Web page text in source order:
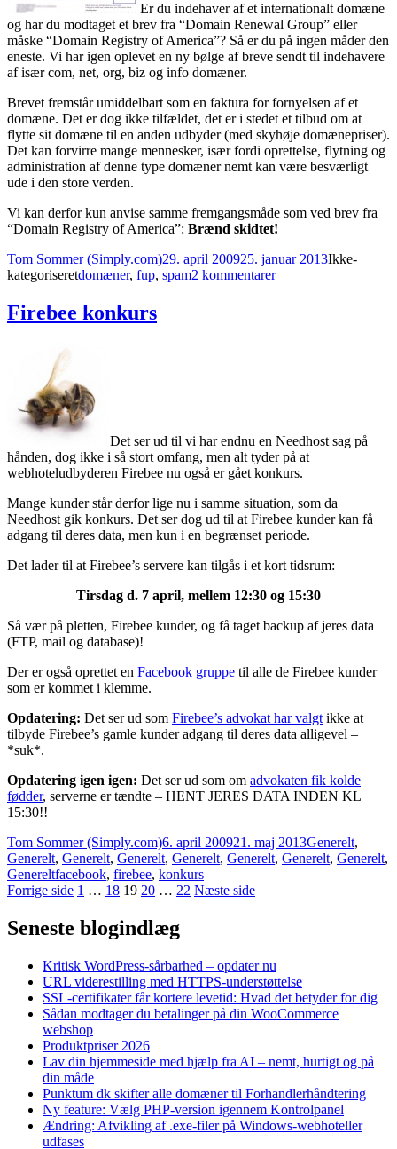
Er du indehaver af et internationalt domæne
og har du modtaget et brev fra “Domain Renewal Group” eller
måske “Domain Registry of America”? Så er du på ingen måder den
eneste. Vi har igen oplevet en ny bølge af breve sendt til indehavere
af især com, net, org, biz og info domæner.
Brevet fremstår umiddelbart som en faktura for fornyelsen af et
domæne. Det er dog ikke tilfældet, det er i stedet et tilbud om at
flytte sit domæne til en anden udbyder (med skyhøje domænepriser).
Det kan forvirre mange mennesker, især fordi oprettelse, flytning og
administration af denne type domæner nemt kan være besværligt
ude i den store verden.
Vi kan derfor kun anvise samme fremgangsmåde som ved brev fra
“Domain Registry of America”: Brænd skidtet!
Forfatter
Tom Sommer (Simply.com)Udgivet
29. april 200925. januar 2013Kategorier
Ikke-
kategoriseretTags
domæner, fup, spam2 kommentarertil
Firebee konkurs
Det ser ud til vi har endnu en Needhost sag på
hånden, dog ikke i så stort omfang, men alt tyder på at
webhoteludbyderen Firebee nu også er gået konkurs.
Mange kunder står derfor lige nu i samme situation, som da
Needhost gik konkurs. Det ser dog ud til at Firebee kunder kan få
adgang til deres data, men kun i en begrænset periode.
Det lader til at Firebee’s servere kan tilgås i et kort tidsrum:
Tirsdag d. 7 april, mellem 12:30 og 15:30
Så vær på pletten, Firebee kunder, og få taget backup af jeres data
(FTP, mail og database)!
Der er også oprettet en Facebook gruppe til alle de Firebee kunder
som er kommet i klemme.
Opdatering: Det ser ud som Firebee’s advokat har valgt ikke at
tilbyde Firebee’s gamle kunder adgang til deres data alligevel –
*suk*.
Opdatering igen igen: Det ser ud som om advokaten fik kolde
fødder, serverne er tændte – HENT JERES DATA INDEN KL
15:30!!
Forfatter
Tom Sommer (Simply.com)Udgivet
6. april 200921. maj 2013Kategorier
Generelt,
Generelt, Generelt, Generelt, Generelt, Generelt, Generelt, Generelt,
GenereltTags
facebook, firebee, konkurs
Indlægsinddeling
Forrige side Side
1 … Side
18 Side
19 Side
20 … Side
22 Næste side
Seneste blogindlæg
Kritisk WordPress-sårbarhed – opdater nu
URL viderestilling med HTTPS-understøttelse
SSL-certifikater får kortere levetid: Hvad det betyder for dig
Sådan modtager du betalinger på din WooCommerce
webshop
Produktpriser 2026
Lav din hjemmeside med hjælp fra AI – nemt, hurtigt og på
din måde
Punktum dk skifter alle domæner til Forhandlerhåndtering
Ny feature: Vælg PHP-version igennem Kontrolpanel
Ændring: Afvikling af .exe-filer på Windows-webhoteller
udfases